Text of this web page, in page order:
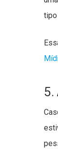
tipo
5.